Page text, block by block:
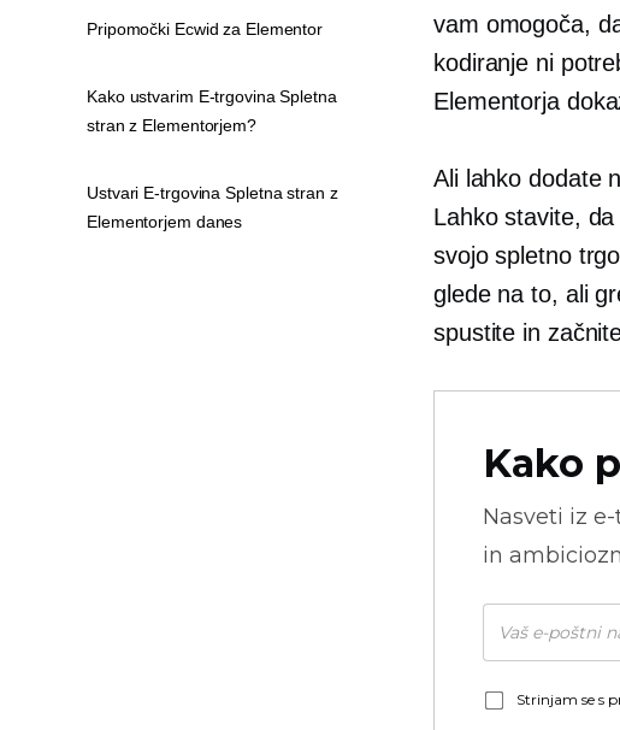
vam omogoča,
kodiranje ni
Elementorja
Ali lahko dodate
Lahko stavite, da
svojo spletno
glede na to, ali
spustite in
Kako
Nasveti iz
in
Strinjam se s
Pripomočki Ecwid za Elementor
Kako ustvarim E-trgovina Spletna
stran z Elementorjem?
Ustvari E-trgovina Spletna stran z
Elementorjem danes